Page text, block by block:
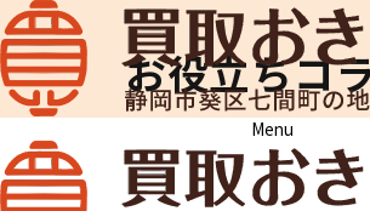
Menu
お役立ちコ
買取おきがるや お役立ちコラム